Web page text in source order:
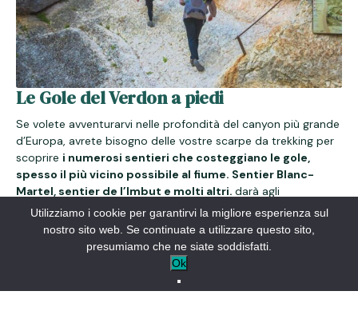
Le Gole del Verdon a piedi
Se volete avventurarvi nelle profondità del canyon più grande
d’Europa, avrete bisogno delle vostre scarpe da trekking per
scoprire i numerosi sentieri che costeggiano le gole,
spesso il più vicino possibile al fiume. Sentier Blanc-
Martel, sentier de l’Imbut e molti altri. darà agli
escursionisti la possibilità di conoscere da vicino questo sito
eccezionale.
È possibile conquistare il canyon con i vostri piccoli
Alcuni sentieri di scoperta, a partire da Point
Sublime, richiedono meno di 2 ore di cammino e non sono
Utilizziamo i cookie per garantirvi la migliore esperienza sul
nostro sito web. Se continuate a utilizzare questo sito,
presumiamo che ne siate soddisfatti.
Ok